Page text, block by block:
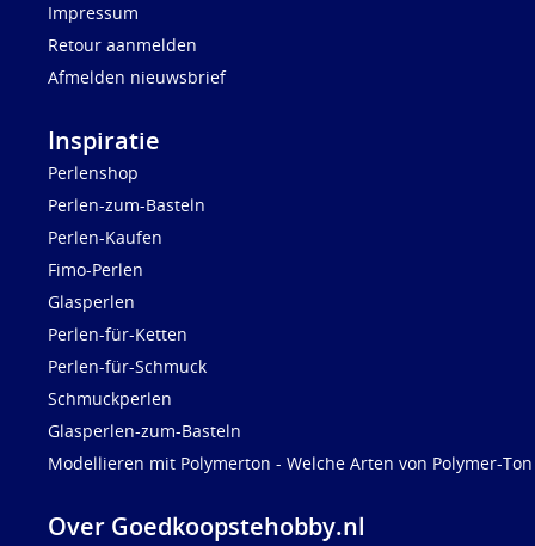
Impressum
Retour aanmelden
Afmelden nieuwsbrief
Inspiratie
Perlenshop
Perlen-zum-Basteln
Perlen-Kaufen
Fimo-Perlen
Glasperlen
Perlen-für-Ketten
Perlen-für-Schmuck
Schmuckperlen
Glasperlen-zum-Basteln
Modellieren mit Polymerton - Welche Arten von Polymer-
Over Goedkoopstehobby.nl